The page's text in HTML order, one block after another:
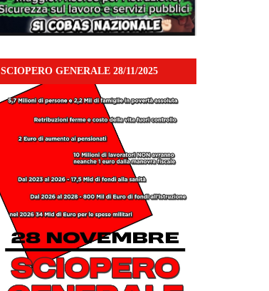
SCIOPERO GENERALE 28/11/2025